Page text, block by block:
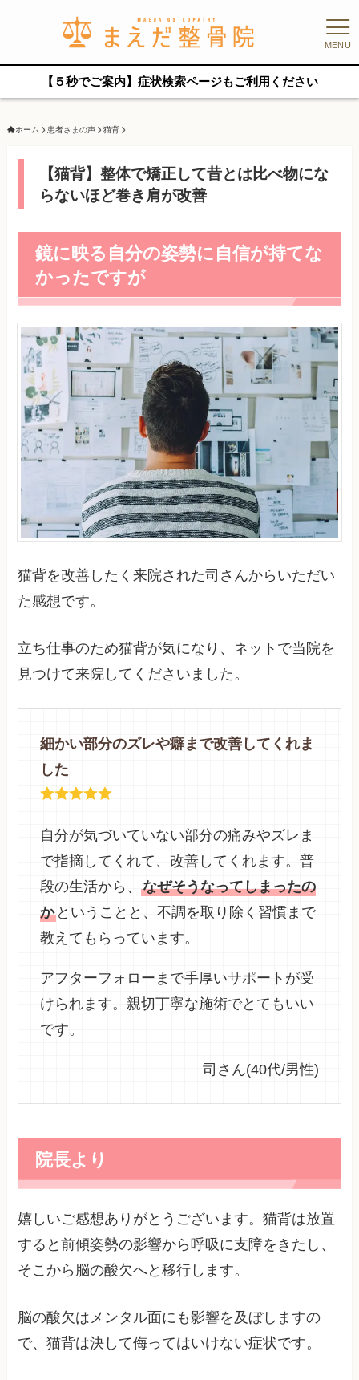
MENU
【５秒でご案内】症状検索ページもご利用ください
ホーム 患者さまの声 猫背
【猫背】整体で矯正して昔とは比べ物にな
らないほど巻き肩が改善
鏡に映る自分の姿勢に自信が持てな
かったですが
猫背を改善したく来院された司さんからいただい
た感想です。
立ち仕事のため猫背が気になり、ネットで当院を
見つけて来院してくださいました。
細かい部分のズレや癖まで改善してくれま
した
自分が気づいていない部分の痛みやズレま
で指摘してくれて、改善してくれます。普
段の生活から、なぜそうなってしまったの
か ということと、不調を取り除く習慣まで
教えてもらっています。
アフターフォローまで手厚いサポートが受
けられます。親切丁寧な施術でとてもいい
です。
司さん(40代/男性)
院長より
嬉しいご感想ありがとうございます。猫背は放置
すると前傾姿勢の影響から呼吸に支障をきたし、
そこから脳の酸欠へと移行します。
脳の酸欠はメンタル面にも影響を及ぼしますの
で、猫背は決して侮ってはいけない症状です。